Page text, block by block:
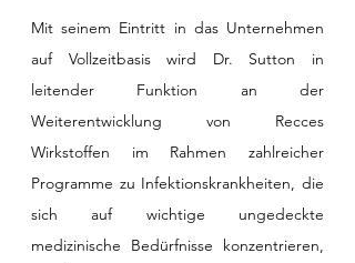
Mit seinem Eintritt in das Unternehmen
auf Vollzeitbasis wird Dr. Sutton in
leitender Funktion an der
Weiterentwicklung von Recces
Wirkstoffen im Rahmen zahlreicher
Programme zu Infektionskrankheiten, die
sich auf wichtige ungedeckte
medizinische Bedürfnisse konzentrieren,